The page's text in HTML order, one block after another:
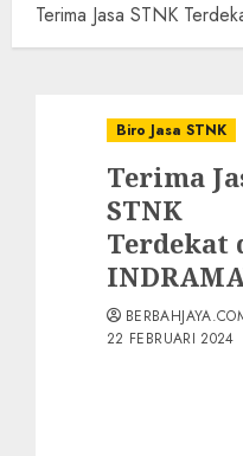
Terima Jasa STNK
Biro Jasa STNK
Terima
STNK
Terdekat
22 FEBRUARI 2024